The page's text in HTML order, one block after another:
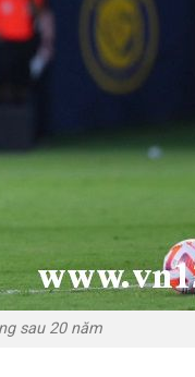
sau 20 năm